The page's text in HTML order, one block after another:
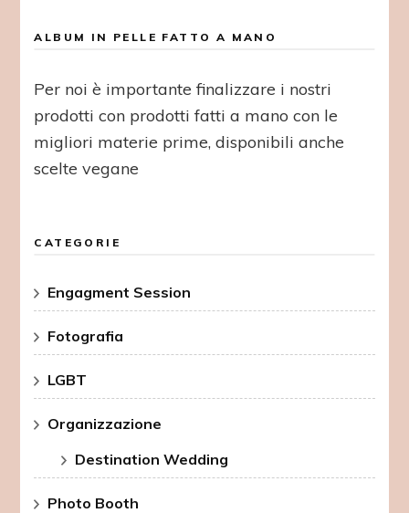
ALBUM IN PELLE FATTO A MANO
Per noi è importante finalizzare i nostri
prodotti con prodotti fatti a mano con le
migliori materie prime, disponibili anche
scelte vegane
CATEGORIE
Engagment Session
Fotografia
LGBT
Organizzazione
Destination Wedding
Photo Booth